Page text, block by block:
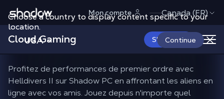
Choose a country to display content specific to your
location.
USA Continue
Shadow.tech Mon compte Canada (FR)
Cloud Gaming S'abonner
Jouez à Helldivers II sur
iPhone ou Android
Profitez de performances de premier ordre avec
Helldivers II sur Shadow PC en affrontant les aliens en
ligne avec vos amis. Jouez depuis n'importe quel